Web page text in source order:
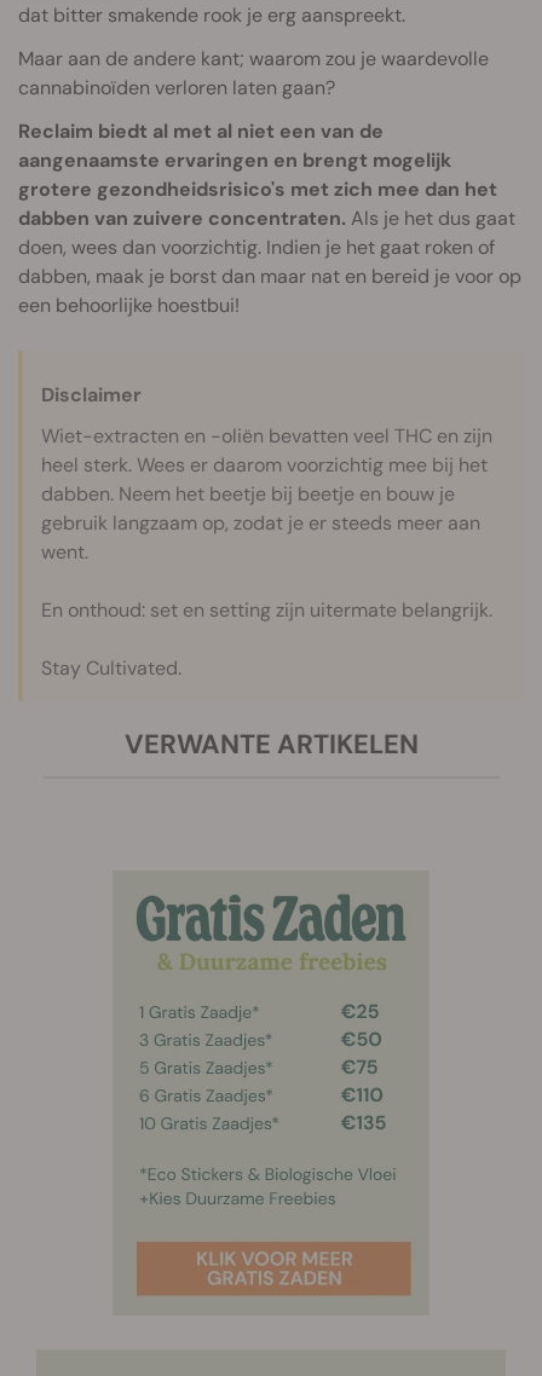
dat bitter smakende rook je erg aanspreekt.
Maar aan de andere kant; waarom zou je waardevolle
cannabinoïden verloren laten gaan?
Reclaim biedt al met al niet een van de
aangenaamste ervaringen en brengt mogelijk
grotere gezondheidsrisico's met zich mee dan het
dabben van zuivere concentraten. Als je het dus gaat
doen, wees dan voorzichtig. Indien je het gaat roken of
dabben, maak je borst dan maar nat en bereid je voor op
een behoorlijke hoestbui!
Disclaimer
Wiet-extracten en -oliën bevatten veel THC en zijn
heel sterk. Wees er daarom voorzichtig mee bij het
dabben. Neem het beetje bij beetje en bouw je
gebruik langzaam op, zodat je er steeds meer aan
went.
En onthoud: set en setting zijn uitermate belangrijk.
Stay Cultivated.
VERWANTE ARTIKELEN